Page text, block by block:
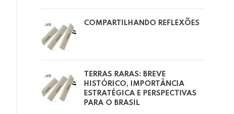
COMPARTILHANDO REFLEXÕES
TERRAS RARAS: BREVE
HISTÓRICO, IMPORTÂNCIA
ESTRATÉGICA E PERSPECTIVAS
PARA O BRASIL